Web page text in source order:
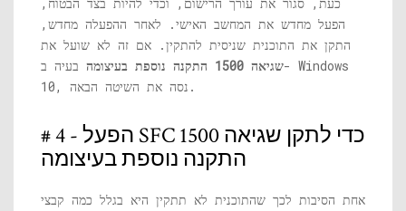
הפעל מחדש את המחשב האישי. לאחר ההפעלה מחדש,
התקן את התוכנית שניסית להתקין. אם זה לא שועל את
שגיאה 1500 התקנה נוספת בעיצומה
בעיה ב- Windows
10, נסה את השיטה הבאה.
# 4 - הפעל SFC כדי לתקן שגיאה 1500
התקנה נוספת בעיצומה
אחת הסיבות לכך שהתוכנית לא תתקין היא בגלל כמה קבצי